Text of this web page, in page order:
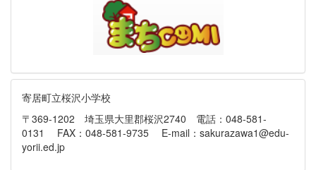
寄居町立桜沢小学校
〒369-1202 埼玉県大里郡桜沢2740 電話：048-581-
0131 FAX：048-581-9735 E-mail：sakurazawa1@edu-
yorii.ed.jp